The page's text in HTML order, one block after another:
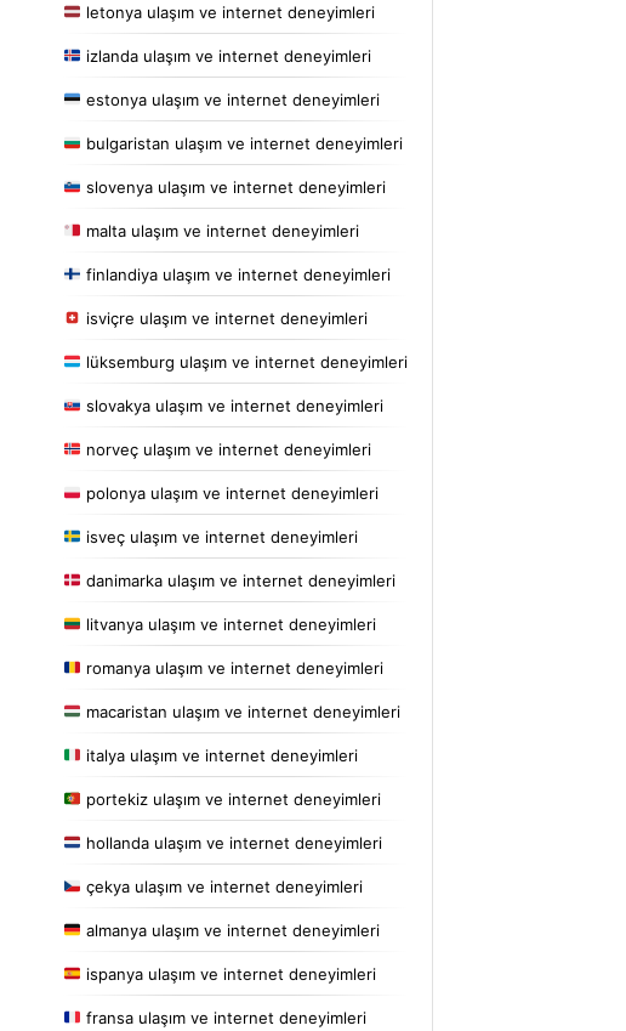
letonya ulaşım ve internet deneyimleri
izlanda ulaşım ve internet deneyimleri
estonya ulaşım ve internet deneyimleri
bulgaristan ulaşım ve internet deneyimleri
slovenya ulaşım ve internet deneyimleri
malta ulaşım ve internet deneyimleri
finlandiya ulaşım ve internet deneyimleri
isviçre ulaşım ve internet deneyimleri
lüksemburg ulaşım ve internet deneyimleri
slovakya ulaşım ve internet deneyimleri
norveç ulaşım ve internet deneyimleri
polonya ulaşım ve internet deneyimleri
isveç ulaşım ve internet deneyimleri
danimarka ulaşım ve internet deneyimleri
litvanya ulaşım ve internet deneyimleri
romanya ulaşım ve internet deneyimleri
macaristan ulaşım ve internet deneyimleri
italya ulaşım ve internet deneyimleri
portekiz ulaşım ve internet deneyimleri
hollanda ulaşım ve internet deneyimleri
çekya ulaşım ve internet deneyimleri
almanya ulaşım ve internet deneyimleri
ispanya ulaşım ve internet deneyimleri
fransa ulaşım ve internet deneyimleri